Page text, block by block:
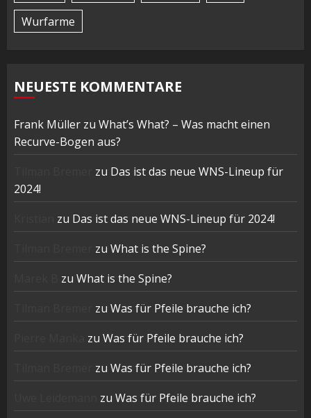
Wurfarme
NEUESTE KOMMENTARE
Frank Müller zu What’s What? – Was macht einen
Recurve-Bogen aus?
zu Das ist das neue WNS-Lineup für
2024!
zu Das ist das neue WNS-Lineup für 2024!
zu What is the Spine?
zu What is the Spine?
zu Was für Pfeile brauche ich?
zu Was für Pfeile brauche ich?
zu Was für Pfeile brauche ich?
zu Was für Pfeile brauche ich?